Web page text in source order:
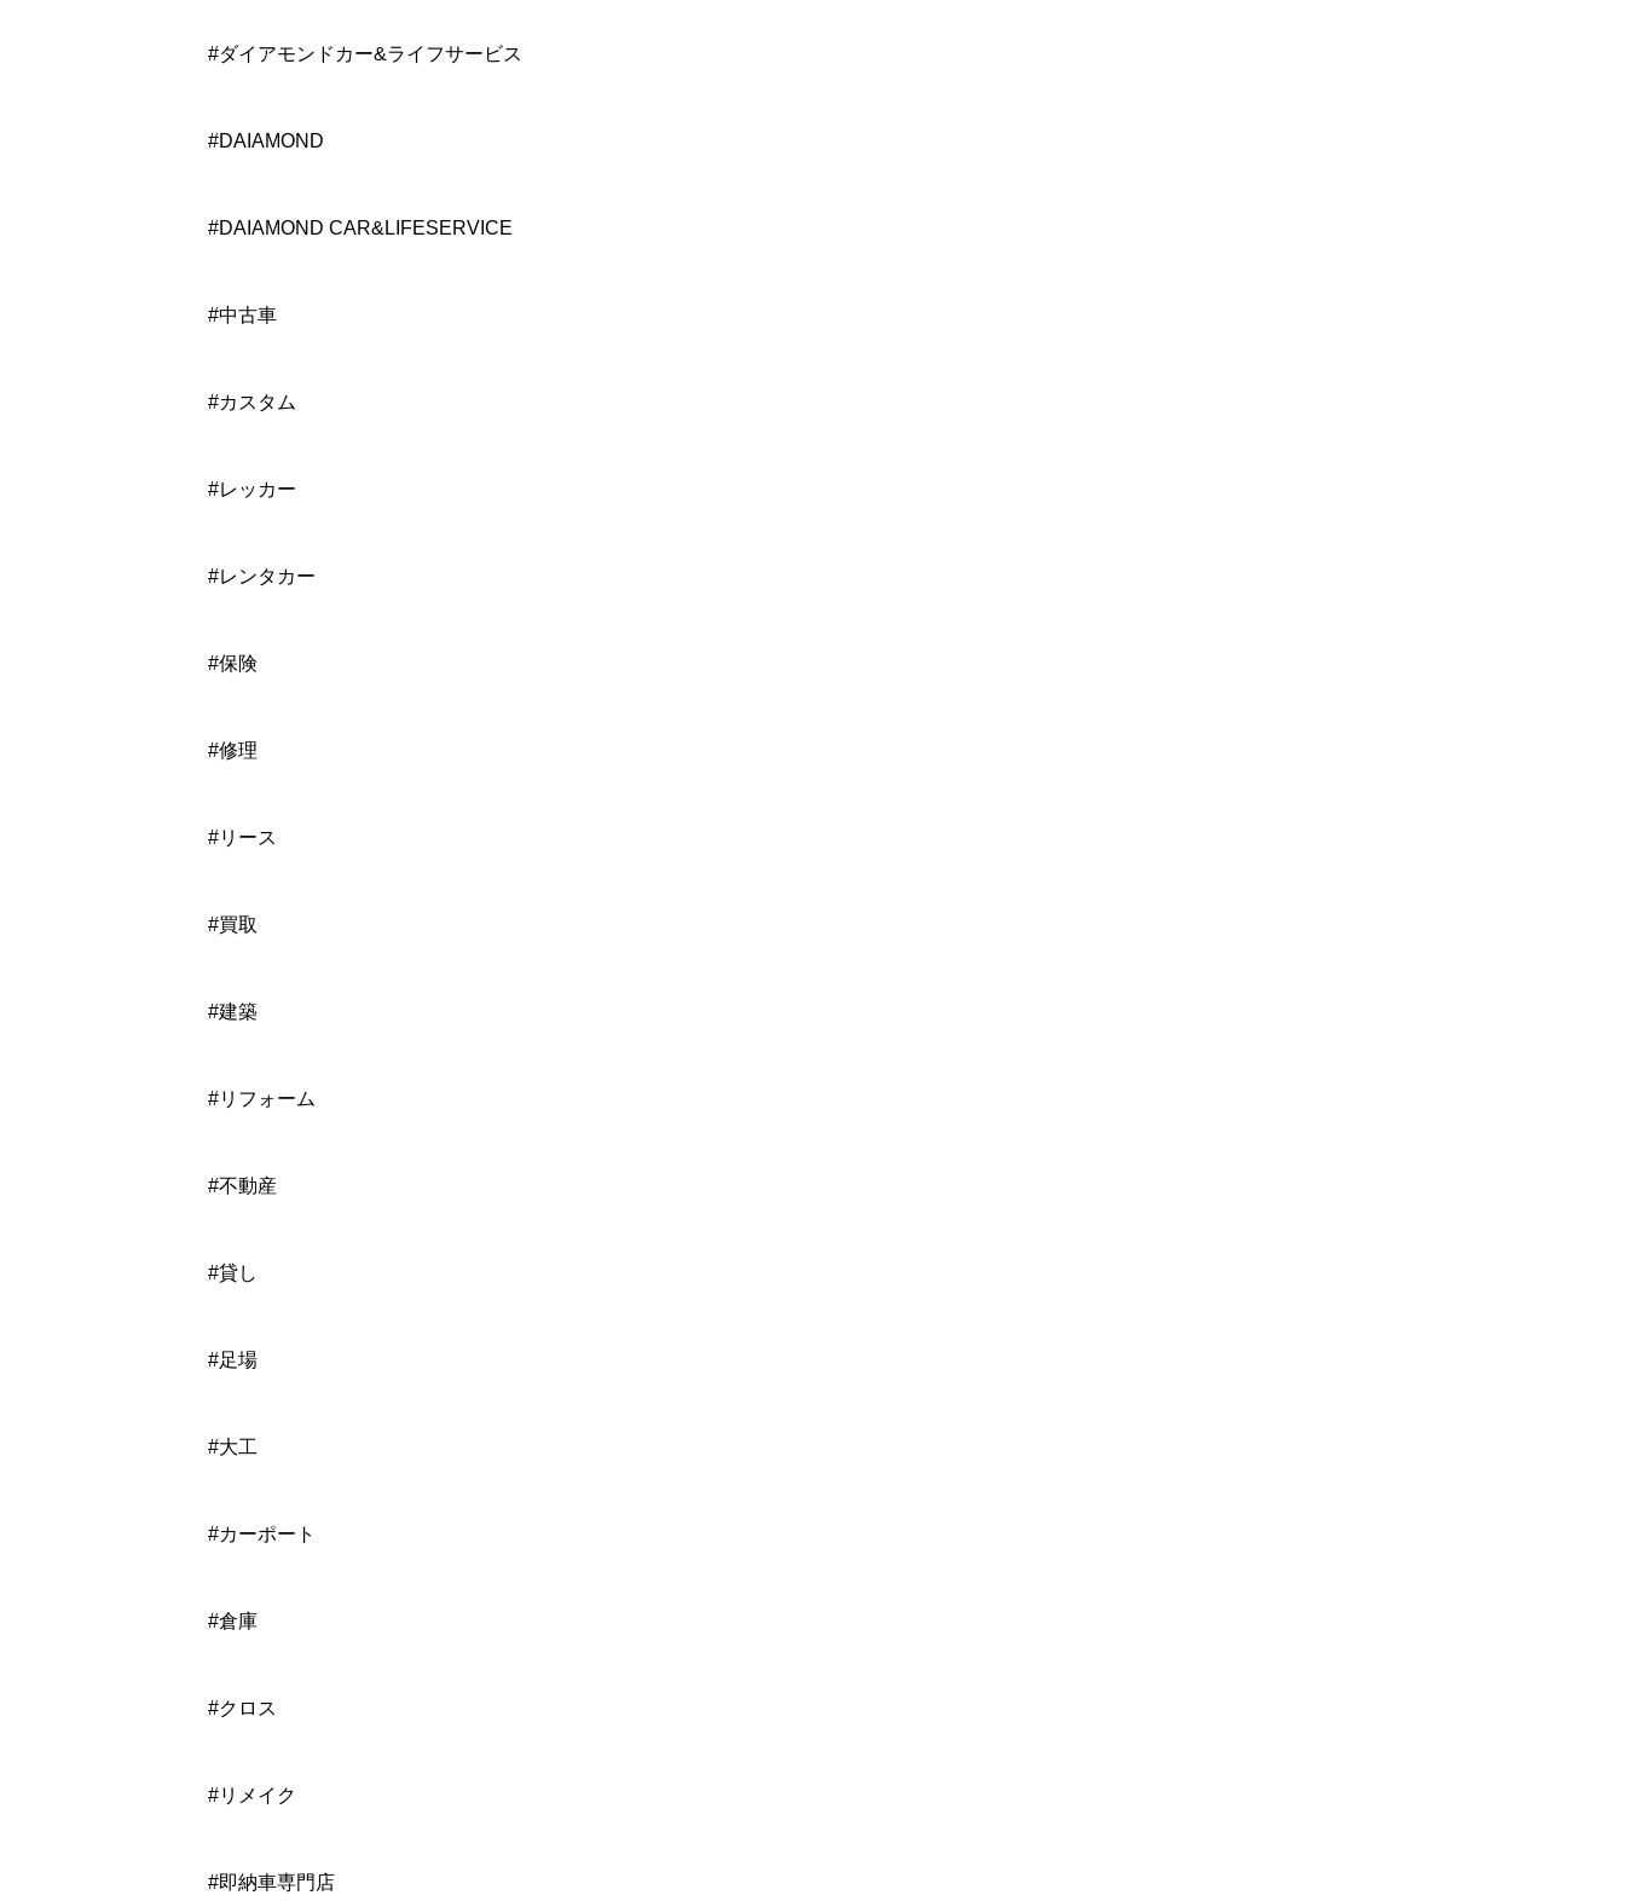
#ダイアモンドカー&ライフサービス
#DAIAMOND
#DAIAMOND CAR&LIFESERVICE
#中古車
#カスタム
#レッカー
#レンタカー
#保険
#修理
#リース
#買取
#建築
#リフォーム
#不動産
#貸し
#足場
#大工
#カーポート
#倉庫
#クロス
#リメイク
#即納車専門店